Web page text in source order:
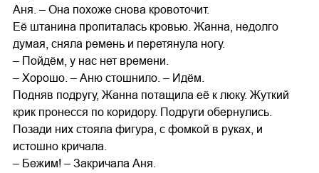
Аня. – Она похоже снова кровоточит.
Её штанина пропиталась кровью. Жанна, недолго
думая, сняла ремень и перетянула ногу.
– Пойдём, у нас нет времени.
– Хорошо. – Аню стошнило. – Идём.
Подняв подругу, Жанна потащила её к люку. Жуткий
крик пронесся по коридору. Подруги обернулись.
Позади них стояла фигура, с фомкой в руках, и
истошно кричала.
– Бежим! – Закричала Аня.